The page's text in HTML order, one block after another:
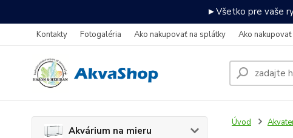
►Všetko pre vaše
Kontakty Fotogaléria Ako nakupovať na splátky Ako nakupovať
Akvárium na mieru
Úvod